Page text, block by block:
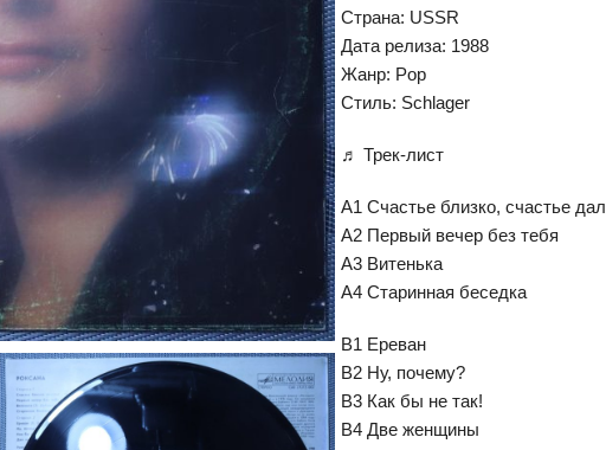
Страна: USSR
Дата релиза: 1988
Жанр: Pop
Стиль: Schlager
♬ Трек-лист
A1 Счастье близко, счастье
A2 Первый вечер без тебя
A3 Витенька
A4 Старинная беседка
B1 Ереван
B2 Ну, почему?
B3 Как бы не так!
B4 Две женщины